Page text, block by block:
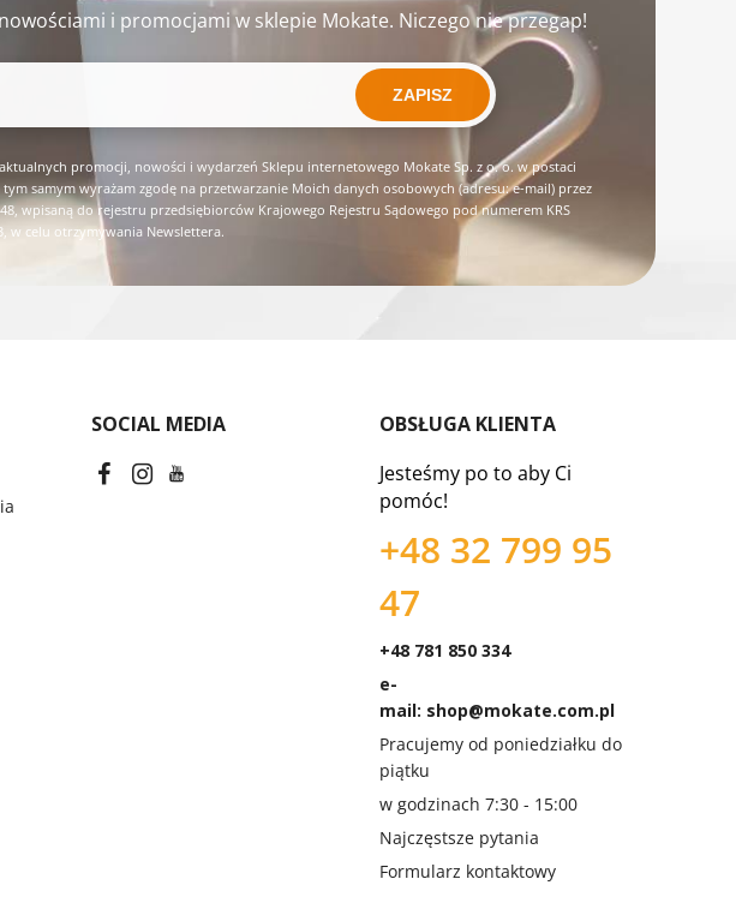
i promocjami w sklepie Mokate. Niczego nie przegap!
ZAPISZ
promocji, nowości i wydarzeń Sklepu internetowego Mokate Sp. z o. o. w postaci
samym wyrażam zgodę na przetwarzanie Moich danych osobowych (adresu: e-mail) przez
wpisaną do rejestru przedsiębiorców Krajowego Rejestru Sądowego pod numerem KRS
w celu otrzymywania Newslettera.
SOCIAL MEDIA
OBSŁUGA KLIENTA
Jesteśmy po to aby Ci
pomóc!
+48 32 799 95
47
+48 781 850 334
e-
mail: shop@mokate.com.pl
Pracujemy od poniedziałku do
piątku
w godzinach 7:30 - 15:00
Najczęstsze pytania
Formularz kontaktowy